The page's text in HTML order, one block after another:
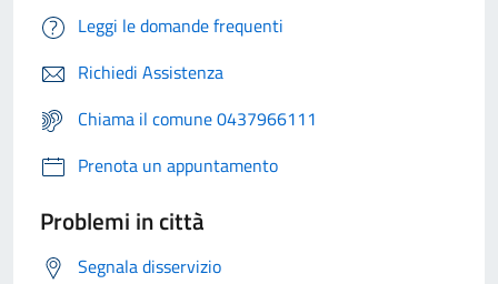
Leggi le domande frequenti
Richiedi Assistenza
Chiama il comune 0437966111
Prenota un appuntamento
Problemi in città
Segnala disservizio